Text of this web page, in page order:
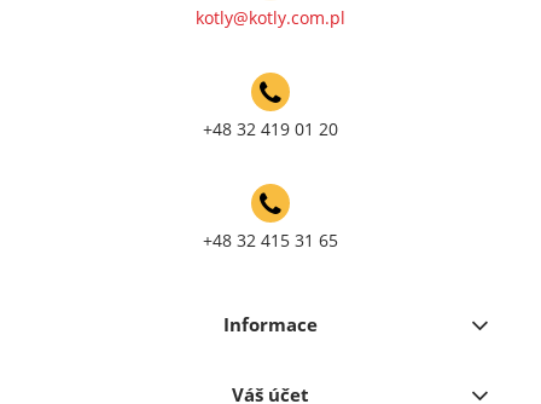
kotly@kotly.com.pl
+48 32 419 01 20
+48 32 415 31 65
Informace
Váš účet